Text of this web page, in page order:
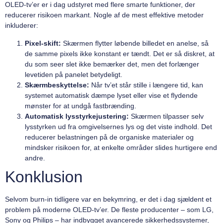
OLED-tv’er er i dag udstyret med flere smarte funktioner, der
reducerer risikoen markant. Nogle af de mest effektive metoder
inkluderer:
Pixel-skift: Skærmen flytter løbende billedet en anelse, så
de samme pixels ikke konstant er tændt. Det er så diskret, at
du som seer slet ikke bemærker det, men det forlænger
levetiden på panelet betydeligt.
Skærmbeskyttelse: Når tv’et står stille i længere tid, kan
systemet automatisk dæmpe lyset eller vise et flydende
mønster for at undgå fastbrænding.
Automatisk lysstyrkejustering: Skærmen tilpasser selv
lysstyrken ud fra omgivelsernes lys og det viste indhold. Det
reducerer belastningen på de organiske materialer og
mindsker risikoen for, at enkelte områder slides hurtigere end
andre.
Konklusion
Selvom burn-in tidligere var en bekymring, er det i dag sjældent et
problem på moderne OLED-tv’er. De fleste producenter – som LG,
Sony og Philips – har indbygget avancerede sikkerhedssystemer,